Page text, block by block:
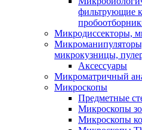
фильтрующие
Микродиссекторы,
микрокузницы,
Аксессуары
Микроматричный
Микроскопы
Предметные
Микроскопы
Микроскопы